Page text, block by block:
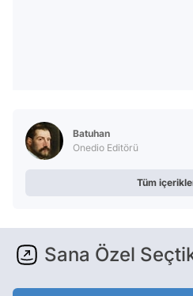
Batuhan
Onedio Editörü
Tüm
Sana Özel